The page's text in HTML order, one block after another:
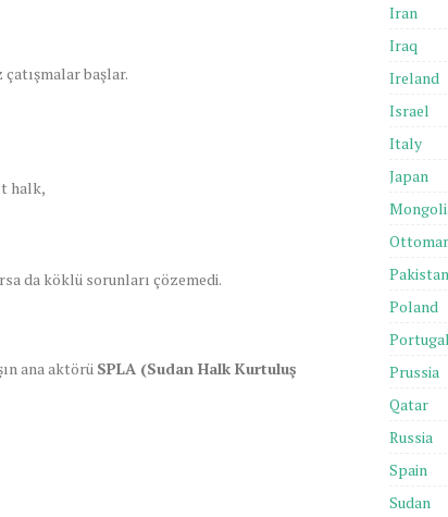
çatışmalar başlar.
halk,
da köklü sorunları çözemedi.
ana aktörü SPLA (Sudan Halk Kurtuluş
Iran
Iraq
Ireland
Israel
Italy
Japan
Pakistan
Poland
Prussia
Qatar
Russia
Spain
Sudan